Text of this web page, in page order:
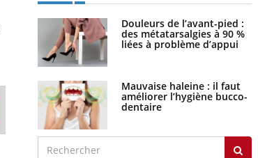
Douleurs de l’avant-pied :
des métatarsalgies à 90 %
liées à problème d’appui
Mauvaise haleine : il faut
améliorer l’hygiène bucco-
dentaire